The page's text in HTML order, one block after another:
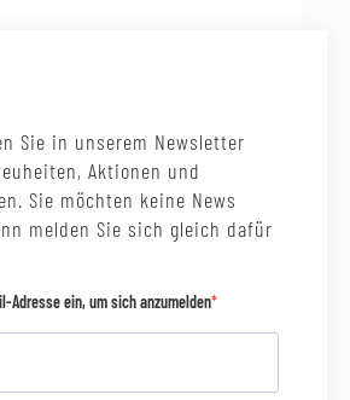
Sie in unserem Newsletter
Aktionen und
Sie möchten keine News
melden Sie sich gleich dafür
Adresse ein, um sich anzumelden